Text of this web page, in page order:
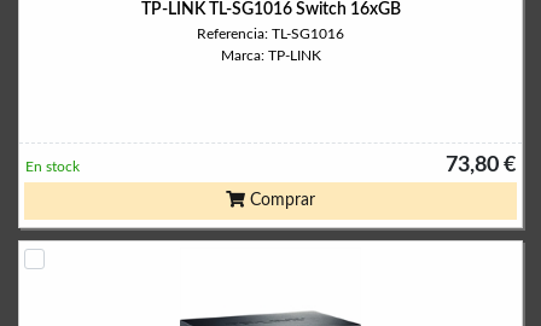
TP-LINK TL-SG1016 Switch 16xGB
Referencia: TL-SG1016
Marca: TP-LINK
73,80 €
En stock
Comprar